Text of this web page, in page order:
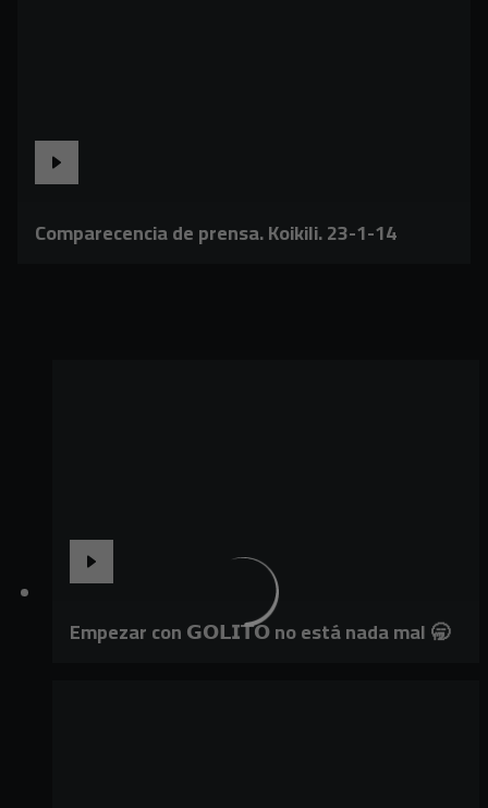
Comparecencia de prensa. Koikili. 23-1-14
Empezar con 𝗚𝗢𝗟𝗜𝗧𝗢 no está nada mal 🥱